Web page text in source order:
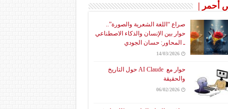
أحمر |
صراع “اللغة الشعرية والصورة”..
حوار بين الإنسان والذكاء الاصطناعي
ـ المحاور: حسان الجودي
14/03/2026
حوار مع AI Claude حول التاريخ
والحقيقة
06/02/2026